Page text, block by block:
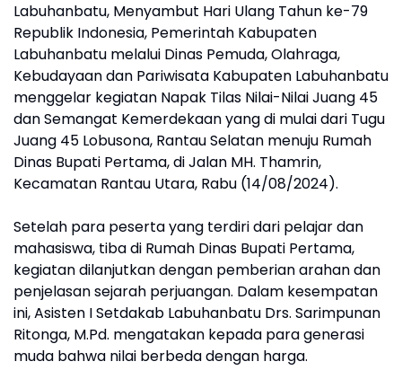
Labuhanbatu, Menyambut Hari Ulang Tahun ke-79
Republik Indonesia, Pemerintah Kabupaten
Labuhanbatu melalui Dinas Pemuda, Olahraga,
Kebudayaan dan Pariwisata Kabupaten Labuhanbatu
menggelar kegiatan Napak Tilas Nilai-Nilai Juang 45
dan Semangat Kemerdekaan yang di mulai dari Tugu
Juang 45 Lobusona, Rantau Selatan menuju Rumah
Dinas Bupati Pertama, di Jalan MH. Thamrin,
Kecamatan Rantau Utara, Rabu (14/08/2024).
Setelah para peserta yang terdiri dari pelajar dan
mahasiswa, tiba di Rumah Dinas Bupati Pertama,
kegiatan dilanjutkan dengan pemberian arahan dan
penjelasan sejarah perjuangan. Dalam kesempatan
ini, Asisten I Setdakab Labuhanbatu Drs. Sarimpunan
Ritonga, M.Pd. mengatakan kepada para generasi
muda bahwa nilai berbeda dengan harga.